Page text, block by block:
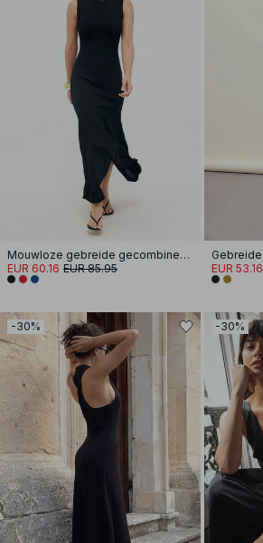
Mouwloze gebreide gecombineerde jurk
EUR 60.16 EUR 85.95
EUR 53.16
-30% -30%